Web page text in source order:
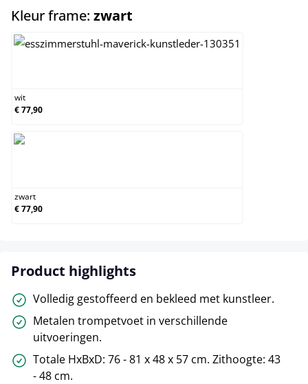
Kleur frame: zwart
wit
€ 77,90
zwart
€ 77,90
Product highlights
Volledig gestoffeerd en bekleed met kunstleer.
Metalen trompetvoet in verschillende
uitvoeringen.
Totale HxBxD: 76 - 81 x 48 x 57 cm. Zithoogte: 43
- 48 cm.